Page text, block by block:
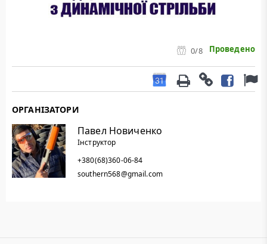
0/8 Проведено
ОРГАНІЗАТОРИ
Павел Новиченко
Інструктор
+380(68)360-06-84
southern568@gmail.com